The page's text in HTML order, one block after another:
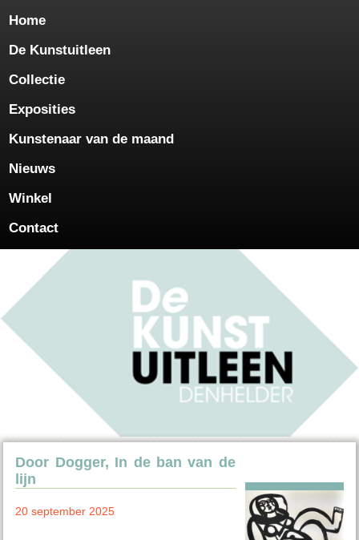
Home
De Kunstuitleen
Collectie
Exposities
Kunstenaar van de maand
Nieuws
Winkel
Contact
Door Dogger, In de ban van de
lijn
20 september 2025